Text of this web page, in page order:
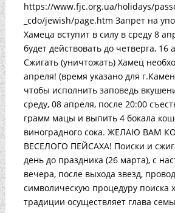
https://www.fjc.org.ua/holidays/
_cdo/jewish/page.htm Запрет на
Хамеца вступит в силу в среду 8
будет действовать до четверга, 16
Сжигать (уничтожать) Хамец
апреля! (время указано для
чтобы исполнить заповедь
среду, 08 апреля, после 20:00
грамм мацы и выпить 4 бокала
виноградного сока. ЖЕЛАЮ ВАМ
ВЕСЕЛОГО ПЕЙСАХА! Поиски и
день до праздника (26 марта), с
вечера, после выхода звезд,
символическую процедуру поиска
традиции осуществляет глава